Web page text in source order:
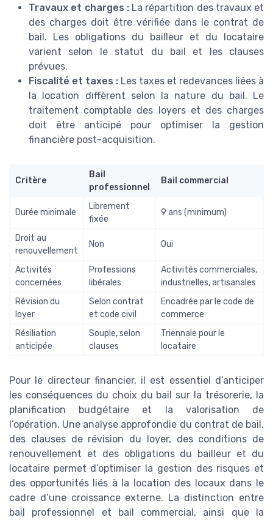
Travaux et charges :La répartition des travaux et
des charges doit être vérifiée dans le contrat de
bail. Les obligations du bailleur et du locataire
varient selon le statut du bail et les clauses
prévues.
Fiscalité et taxes : Les taxes et redevances liées à
la location diffèrent selon la nature du bail. Le
traitement comptable des loyers et des charges
doit être anticipé pour optimiser la gestion
financière post-acquisition.
Critère
Bail
professionnel
Bail commercial
Durée minimale
Librement
fixée
9 ans (minimum)
Droit au
renouvellement
Non Oui
Activités
concernées
Professions
libérales
Activités commerciales,
industrielles, artisanales
Révision du
loyer
Selon contrat
et code civil
Encadrée par le code de
commerce
Résiliation
anticipée
Souple, selon
clauses
Triennale pour le
locataire
Pour le directeur financier, il est essentiel d’anticiper
les conséquences du choix du bail sur la trésorerie, la
planification budgétaire et la valorisation de
l’opération. Une analyse approfondie du contrat de bail,
des clauses de révision du loyer, des conditions de
renouvellement et des obligations du bailleur et du
locataire permet d’optimiser la gestion des risques et
des opportunités liés à la location des locaux dans le
cadre d’une croissance externe. La distinction entre
bail professionnel et bail commercial, ainsi que la